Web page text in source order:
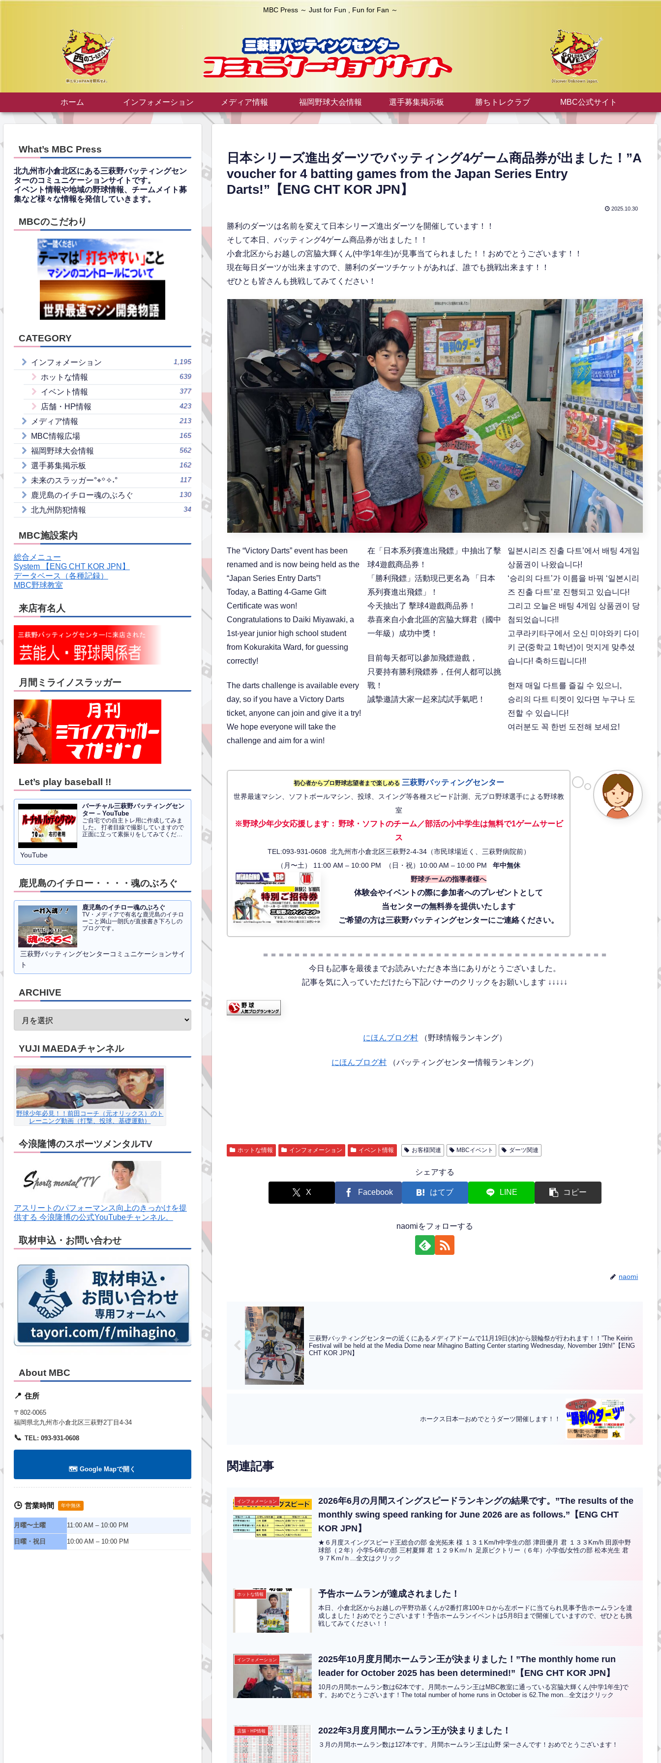
MBC Press ～ Just for Fun , Fun for Fan ～
ホーム インフォメーション メディア情報 福岡野球大会情報 選手募集掲示板 勝ちトレクラブ MBC公式サイト
日本シリーズ進出ダーツでバッティング4ゲーム商品券が出ました！”A
voucher for 4 batting games from the Japan Series Entry
Darts!”【ENG CHT KOR JPN】
2025.10.30
勝利のダーツは名前を変えて日本シリーズ進出ダーツを開催しています！！
そして本日、バッティング4ゲーム商品券が出ました！！
小倉北区からお越しの宮脇大輝くん(中学1年生)が見事当てられました！！おめでとうございます！！
現在毎日ダーツが出来ますので、勝利のダーツチケットがあれば、誰でも挑戦出来ます！！
ぜひとも皆さんも挑戦してみてください！
The “Victory Darts” event has been
renamed and is now being held as the
“Japan Series Entry Darts”!
Today, a Batting 4-Game Gift
Certificate was won!
Congratulations to Daiki Miyawaki, a
1st-year junior high school student
from Kokurakita Ward, for guessing
correctly!
The darts challenge is available every
day, so if you have a Victory Darts
ticket, anyone can join and give it a try!
We hope everyone will take the
challenge and aim for a win!
在「日本系列賽進出飛鏢」中抽出了擊
球4遊戲商品券！
「勝利飛鏢」活動現已更名為 「日本
系列賽進出飛鏢」！
今天抽出了 擊球4遊戲商品券！
恭喜來自小倉北區的宮脇大輝君（國中
一年級）成功中獎！
目前每天都可以參加飛鏢遊戲，
只要持有勝利飛鏢券，任何人都可以挑
戰！
誠摯邀請大家一起來試試手氣吧！
일본시리즈 진출 다트’에서 배팅 4게임
상품권이 나왔습니다!
‘승리의 다트’가 이름을 바꿔 ‘일본시리
즈 진출 다트’로 진행되고 있습니다!
그리고 오늘은 배팅 4게임 상품권이 당
첨되었습니다!!
고쿠라키타구에서 오신 미야와키 다이
키 군(중학교 1학년)이 멋지게 맞추셨
습니다! 축하드립니다!!
현재 매일 다트를 즐길 수 있으니,
승리의 다트 티켓이 있다면 누구나 도
전할 수 있습니다!
여러분도 꼭 한번 도전해 보세요!
初心者からプロ野球志望者まで楽しめる 三萩野バッティングセンター
世界最速マシン、ソフトボールマシン、投球、スイング等各種スピード計測、元プロ野球選手による野球教
室
※野球少年少女応援します： 野球・ソフトのチーム／部活の小中学生は無料で1ゲームサービ
ス
TEL:093-931-0608 北九州市小倉北区三萩野2-4-34（市民球場近く、三萩野病院前）
（月〜土） 11:00 AM – 10:00 PM （日・祝）10:00 AM – 10:00 PM年中無休
野球チームの指導者様へ
体験会やイベントの際に参加者へのプレゼントとして
当センターの無料券を提供いたします
ご希望の方は三萩野バッティングセンターにご連絡ください。
＝＝＝＝＝＝＝＝＝＝＝＝＝＝＝＝＝＝＝＝＝＝＝＝＝＝＝＝＝＝＝＝＝＝＝＝＝＝＝＝＝＝＝＝
今日も記事を最後までお読みいただき本当にありがとうございました。
記事を気に入っていただけたら下記バナーのクリックをお願いします ↓↓↓↓↓
にほんブログ村 （野球情報ランキング）
にほんブログ村 （バッティングセンター情報ランキング）
ホットな情報 インフォメーション イベント情報 お客様関連 MBCイベント ダーツ関連
シェアする
X Facebook はてブ LINE コピー
naomiをフォローする
naomi
三萩野バッティングセンターの近くにあるメディアドームで11月19日(水)から競輪祭が行われます！！”The Keirin
Festival will be held at the Media Dome near Mihagino Batting Center starting Wednesday, November 19th!”【ENG
CHT KOR JPN】
ホークス日本一おめでとうダーツ開催します！！
関連記事
インフォメーション
2026年6月の月間スイングスピードランキングの結果です。”The results of the
monthly swing speed ranking for June 2026 are as follows.”【ENG CHT
KOR JPN】
★６月度スイングスピード王総合の部 金光拓来 様 １３１Km/h中学生の部 津田優月 君 １３３Km/h 田原中野
球部（２年）小学5-6年の部 三村夏輝 君 １２９Kｍ/ｈ 足原ビクトリー（６年）小学低/女性の部 松本光生 君
９７Kｍ/ｈ...全文はクリック
ホットな情報 予告ホームランが達成されました！
本日、小倉北区からお越しの平野功基くんが2番打席100キロから左ボードに当てられ見事予告ホームランを達
成しました！おめでとうございます！予告ホームランイベントは5月8日まで開催していますので、ぜひとも挑
戦してみてください！！
インフォメーション
2025年10月度月間ホームラン王が決まりました！”The monthly home run
leader for October 2025 has been determined!”【ENG CHT KOR JPN】
10月の月間ホームラン数は62本です。月間ホームラン王はMBC教室に通っている宮脇大輝くん(中学1年生)で
す。おめでとうございます！The total number of home runs in October is 62.The mon...全文はクリック
店舗・HP情報 2022年3月度月間ホームラン王が決まりました！
３月の月間ホームラン数は127本です。月間ホームラン王は山野 栄一さんです！おめでとうございます！
What’s MBC Press
北九州市小倉北区にある三萩野バッティングセン
ターのコミュニケーションサイトです。
イベント情報や地域の野球情報、チームメイト募
集など様々な情報を発信していきます。
MBCのこだわり
CATEGORY
インフォメーション 1,195
ホットな情報 639
イベント情報 377
店舗・HP情報 423
メディア情報 213
MBC情報広場 165
福岡野球大会情報 562
選手募集掲示板 162
未来のスラッガー°⌖꙳✧˖° 117
鹿児島のイチロー魂のぶろぐ 130
北九州防犯情報 34
MBC施設案内
総合メニュー
System 【ENG CHT KOR JPN】
データベース（各種記録）
MBC野球教室
来店有名人
月間ミライノスラッガー
Let’s play baseball !!
バーチャル三萩野バッティングセン
ター – YouTube
ご自宅での自主トレ用に作成してみま
した。 打者目線で撮影していますので
正面に立って素振りをしてみてくださ
YouTube
鹿児島のイチロー・・・・魂のぶろぐ
鹿児島のイチロー魂のぶろぐ
TV・メディアで有名な鹿児島のイチロ
ーこと満山一朗氏が直接書き下ろしの
ブログです。
三萩野バッティングセンターコミュニケーションサイ
ト
ARCHIVE
YUJI MAEDAチャンネル
野球少年必見！！前田コーチ（元オリックス）のト
レーニング動画（打撃、投球、基礎運動）
今浪隆博のスポーツメンタルTV
アスリートのパフォーマンス向上のきっかけを提
供する 今浪隆博の公式YouTubeチャンネル。
取材申込・お問い合わせ
About MBC
📍 住所
〒802-0065
福岡県北九州市小倉北区三萩野2丁目4-34
📞 TEL: 093-931-0608
🗺️ Google Mapで開く
🕒 営業時間 年中無休
月曜〜土曜 11:00 AM – 10:00 PM
日曜・祝日 10:00 AM – 10:00 PM